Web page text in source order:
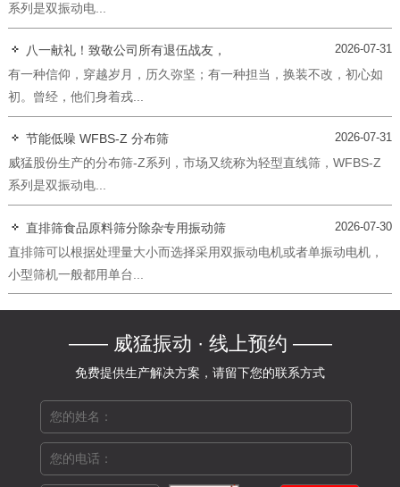
系列是双振动电...
八一献礼！致敬公司所有退伍战友， 2026-07-31
有一种信仰，穿越岁月，历久弥坚；有一种担当，换装不改，初心如
初。曾经，他们身着戎...
节能低噪 WFBS-Z 分布筛 2026-07-31
威猛股份生产的分布筛-Z系列，市场又统称为轻型直线筛，WFBS-Z
系列是双振动电...
直排筛食品原料筛分除杂专用振动筛 2026-07-30
直排筛可以根据处理量大小而选择采用双振动电机或者单振动电机，
小型筛机一般都用单台...
—— 威猛振动 · 线上预约 ——
免费提供生产解决方案，请留下您的联系方式